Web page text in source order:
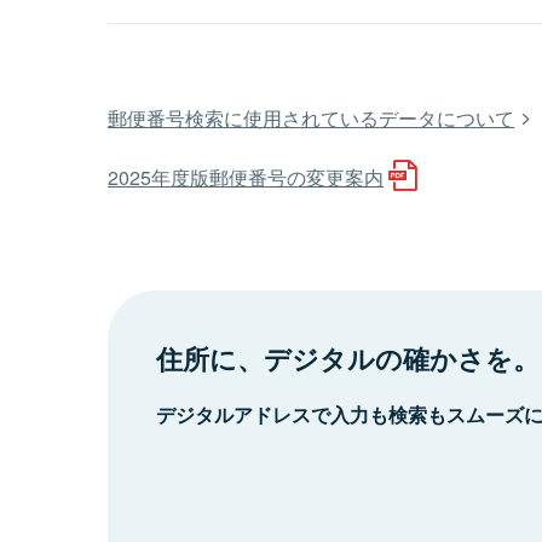
郵便番号検索に使用されているデータについて
2025年度版郵便番号の変更案内
住所に、デジタルの確かさを。
デジタルアドレスで入力も検索もスムーズ